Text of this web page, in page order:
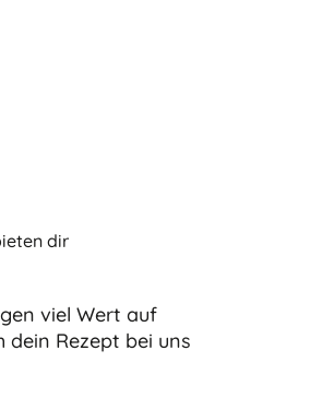
dir
viel Wert auf
Rezept bei uns